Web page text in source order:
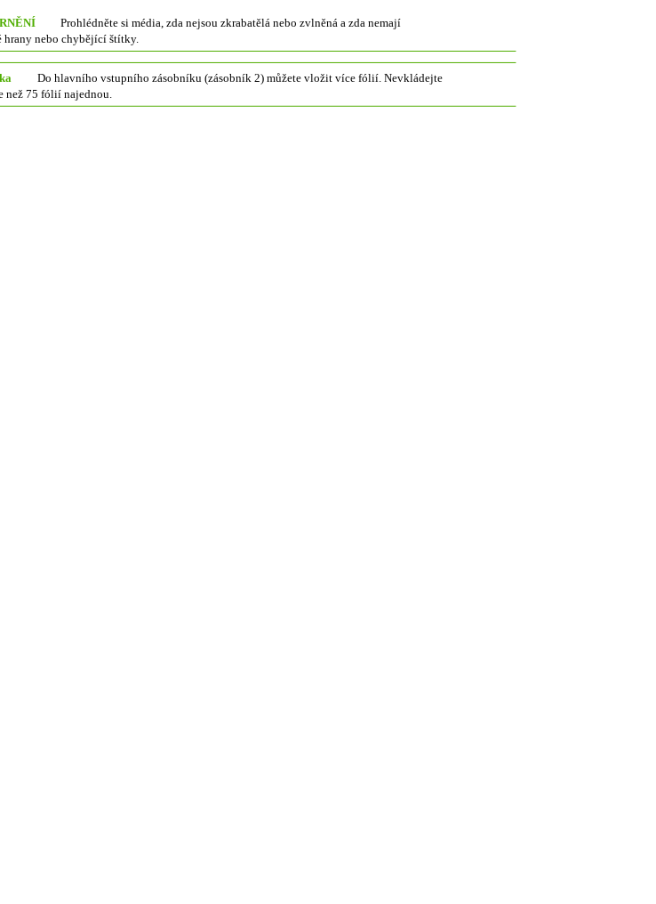
Prohlédněte si média, zda nejsou zkrabatělá nebo zvlněná a zda nemají
hrany nebo chybějící štítky.
Do hlavního vstupního zásobníku (zásobník 2) můžete vložit více fólií. Nevkládejte
než 75 fólií najednou.